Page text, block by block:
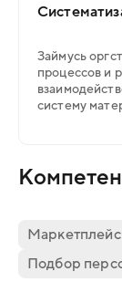
Займусь
процессов и
систему
Подбор